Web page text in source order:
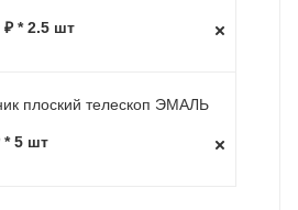
₽ * 2.5 шт
плоский телескоп ЭМАЛЬ
* 5 шт